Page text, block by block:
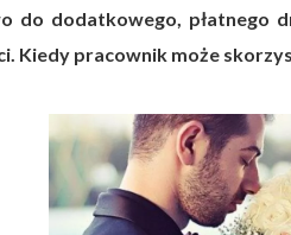
do dodatkowego, płatnego
Kiedy pracownik może